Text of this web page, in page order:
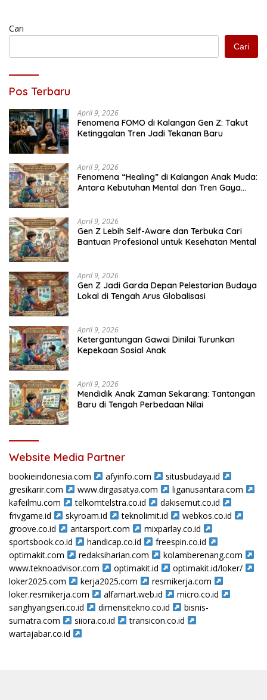
Cari
Cari
Pos Terbaru
April 9, 2026
Fenomena FOMO di Kalangan Gen Z: Takut
Ketinggalan Tren Jadi Tekanan Baru
April 9, 2026
Fenomena “Healing” di Kalangan Anak Muda:
Antara Kebutuhan Mental dan Tren Gaya
April 9, 2026
Gen Z Lebih Self-Aware dan Terbuka Cari
Bantuan Profesional untuk Kesehatan Mental
April 9, 2026
Gen Z Jadi Garda Depan Pelestarian Budaya
Lokal di Tengah Arus Globalisasi
April 9, 2026
Ketergantungan Gawai Dinilai Turunkan
Kepekaan Sosial Anak
April 9, 2026
Mendidik Anak Zaman Sekarang: Tantangan
Baru di Tengah Perbedaan Nilai
Website Media Partner
bookieindonesia.com afyinfo.com
situsbudaya.id
gresikarir.com
www.dirgasatya.com
liganusantara.com
kafeilmu.com
telkomtelstra.co.id
dakisemut.co.id
frivgame.id
skyroam.id teknolimit.id
webkos.co.id
groove.co.id
antarsport.com
mixparlay.co.id
sportsbook.co.id
handicap.co.id
freespin.co.id
optimakit.com
redaksiharian.com
kolamberenang.com
www.teknoadvisor.com
optimakit.id
optimakit.id/loker/
loker2025.com
kerja2025.com
resmikerja.com
loker.resmikerja.com
alfamart.web.id
micro.co.id
sanghyangseri.co.id
dimensitekno.co.id
bisnis-
sumatra.com
siiora.co.id
transicon.co.id
wartajabar.co.id